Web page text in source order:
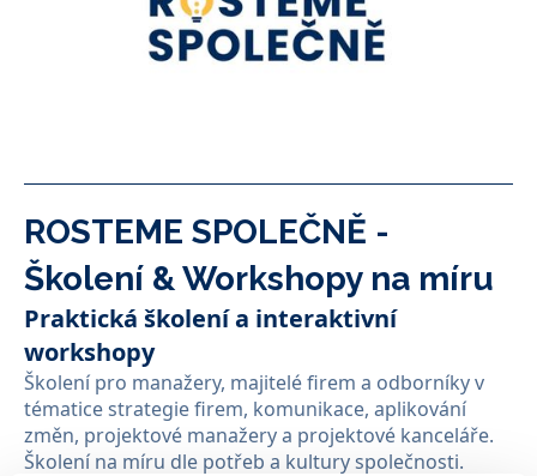
ROSTEME SPOLEČNĚ -
Školení & Workshopy na míru
Praktická školení a interaktivní
workshopy
Školení pro manažery, majitelé firem a odborníky v
tématice strategie firem, komunikace, aplikování
změn, projektové manažery a projektové kanceláře.
Školení na míru dle potřeb a kultury společnosti.